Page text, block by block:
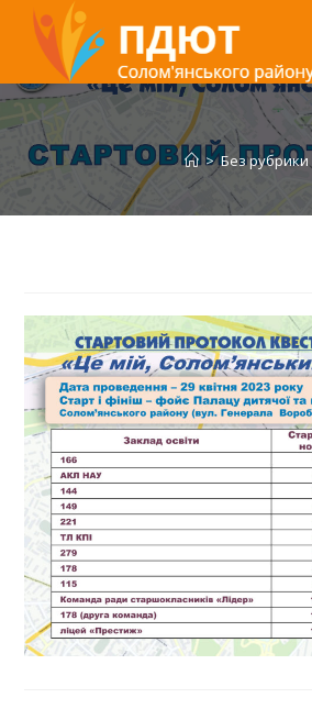
> Без рубрики